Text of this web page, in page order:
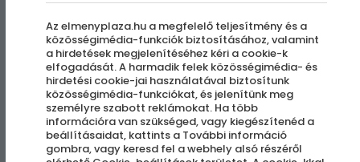
Hotel Lenart 4****​
Külföldi városlátogatás
Wieliczka, Lengyelország
Az elmenyplaza.hu a megfelelő teljesítmény és a
közösségimédia-funkciók biztosításához, valamint
a hirdetések megjelenítéséhez kéri a cookie-k
elfogadását. A harmadik felek közösségimédia- és
hirdetési cookie-jai használatával biztosítunk
közösségimédia-funkciókat, és jelenítünk meg
személyre szabott reklámokat. Ha több
információra van szükséged, vagy kiegészítenéd a
beállításaidat, kattints a További információ
gombra, vagy keresd fel a webhely alsó részéről